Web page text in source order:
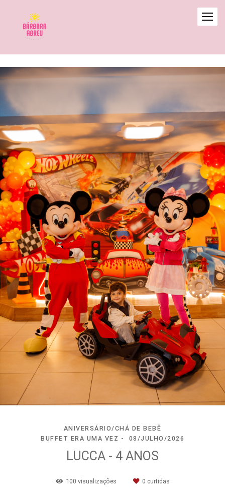
ANIVERSÁRIO/CHÁ DE BEBÊ
BUFFET ERA UMA VEZ
08/JULHO/2026
LUCCA - 4 ANOS
100 visualizações 0 curtidas